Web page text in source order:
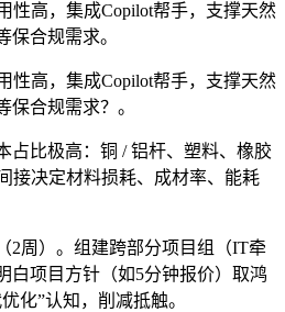
高，集成Copilot帮手，支撑天然
保合规需求。
高，集成Copilot帮手，支撑天然
保合规需求？。
比极高：铜 / 铝杆、塑料、橡胶
接决定材料损耗、成材率、能耗
）。组建跨部分项目组（IT牵
白项目方针（如5分钟报价）取鸿
化”认知，削减抵触。